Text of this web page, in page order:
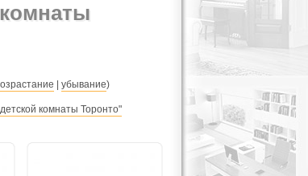
убывание)
комнаты Торонто"